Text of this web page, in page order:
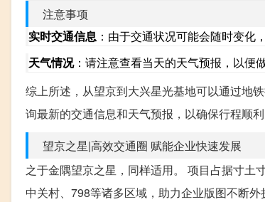
注意事项
实时交通信息 ：由于交通状况可能会随时变化
天气情况：请注意查看当天的天气预报，以便
综上所述，从望京到大兴星光基地可以通过地
询最新的交通信息和天气预报，以确保行程顺利
望京之星|高效交通圈 赋能企业快速发展
之于金隅望京之星，同样适用。 项目占据寸土
中关村、798等诸多区域，助力企业版图不断